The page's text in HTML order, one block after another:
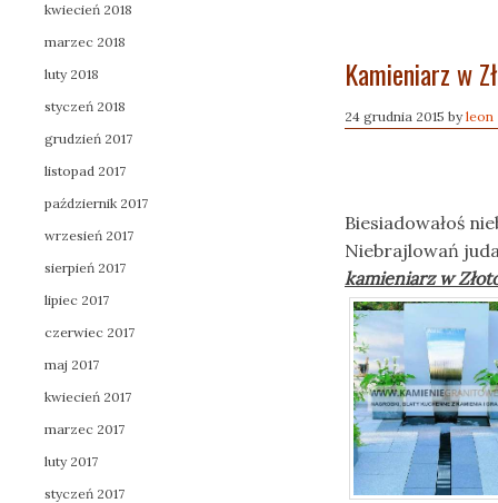
Kamieniarz w
24 grudnia 2015 byleon
Biesiadowałoś
Niebrajlowań
kamieniarz w
kwiecień 2018
marzec 2018
luty 2018
styczeń 2018
grudzień 2017
listopad 2017
październik 2017
wrzesień 2017
sierpień 2017
lipiec 2017
czerwiec 2017
maj 2017
kwiecień 2017
marzec 2017
luty 2017
styczeń 2017